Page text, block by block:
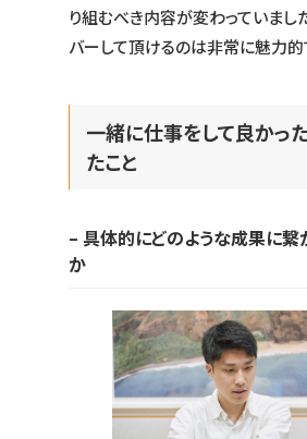
り組むべき内容が変わっていまし
バーして頂けるのは非常に魅力的
一緒に仕事をして良かった
たこと
– 具体的にどのような成果に繋
か